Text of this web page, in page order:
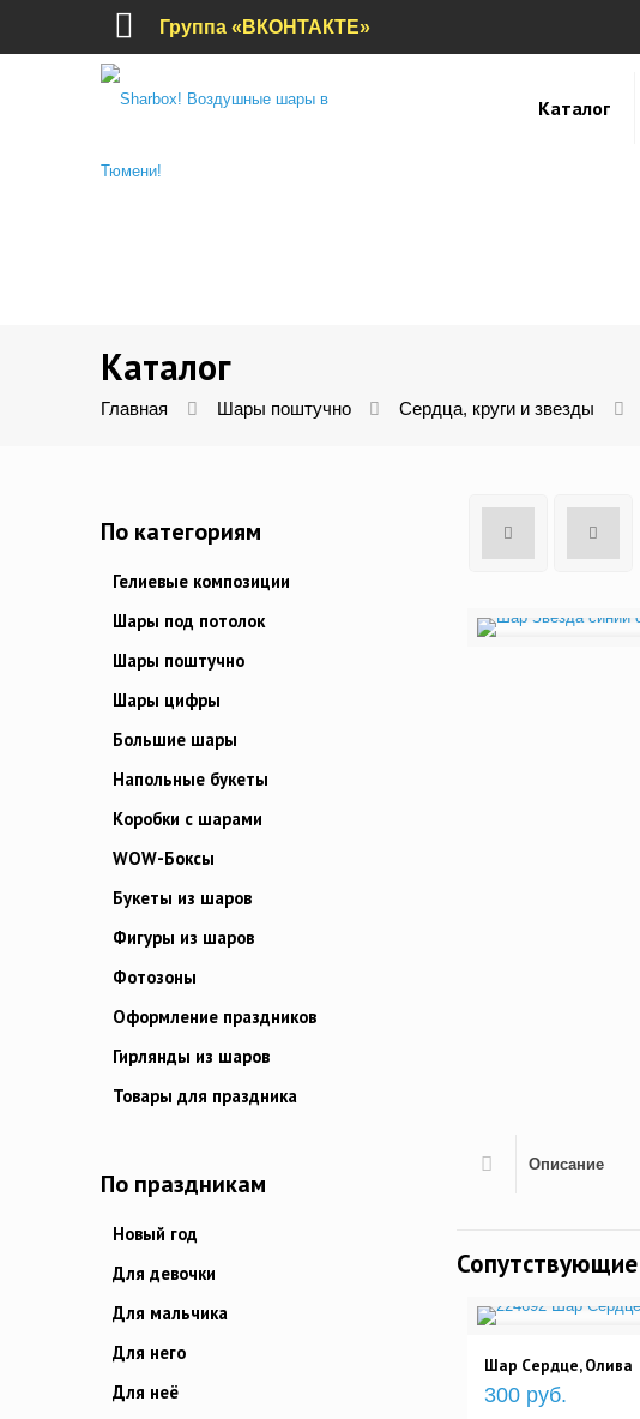
Группа «ВКОНТАКТЕ»
Каталог
Каталог
Главная Шары поштучно Сердца, круги и звезды
Описание
Шар Сердце, Олива
300 руб.
По категориям
Гелиевые композиции
Шары под потолок
Шары поштучно
Шары цифры
Большие шары
Напольные букеты
Коробки с шарами
WOW-Боксы
Букеты из шаров
Фигуры из шаров
Фотозоны
Оформление праздников
Гирлянды из шаров
Товары для праздника
По праздникам
Новый год
Для девочки
Для мальчика
Для него
Для неё